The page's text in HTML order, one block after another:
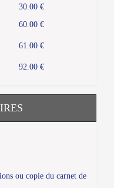
30.00 €
60.00 €
61.00 €
92.00 €
ou copie du carnet de